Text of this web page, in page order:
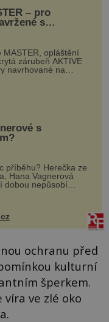
– pro
s
MASTER, opláštění
zárubeň AKTIVE
navrhované na
vyžadují atypické
nábytku, ale i
s
příběhu? Herečka ze
Hana Vagnerová
dobou nepůsobí
ochranu před
kulturní
šperkem.
ve zlé oko